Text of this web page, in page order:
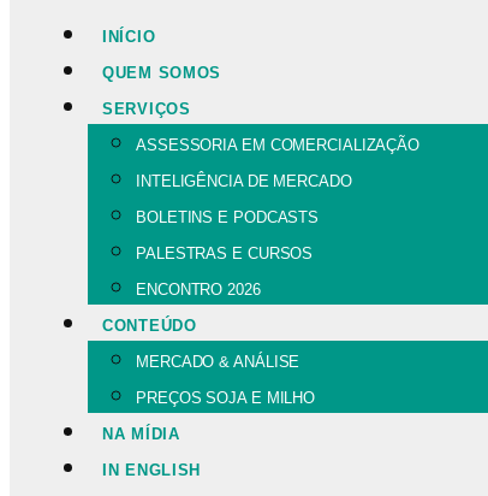
INÍCIO
QUEM SOMOS
SERVIÇOS
ASSESSORIA EM COMERCIALIZAÇÃO
INTELIGÊNCIA DE MERCADO
BOLETINS E PODCASTS
PALESTRAS E CURSOS
ENCONTRO 2026
CONTEÚDO
MERCADO & ANÁLISE
PREÇOS SOJA E MILHO
NA MÍDIA
IN ENGLISH